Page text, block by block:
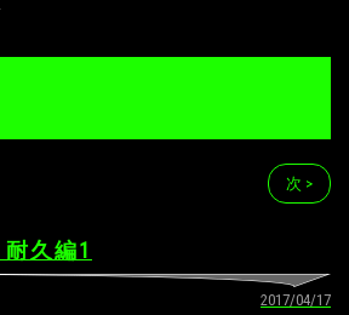
次 >
久編1
2017/04/17